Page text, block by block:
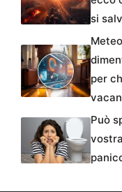
si
per
Può